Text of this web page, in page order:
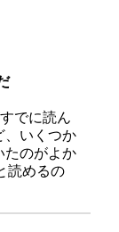
でに読ん
、いくつか
たのがよか
読めるの